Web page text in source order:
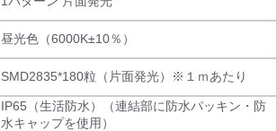
昼光色（6000K±10％）
SMD2835*180粒（片面発光）※１ｍあたり
IP65（生活防水）（連結部に防水パッキン・防
水キャップを使用）